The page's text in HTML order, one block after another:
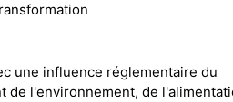
une influence réglementaire du
de l'environnement, de